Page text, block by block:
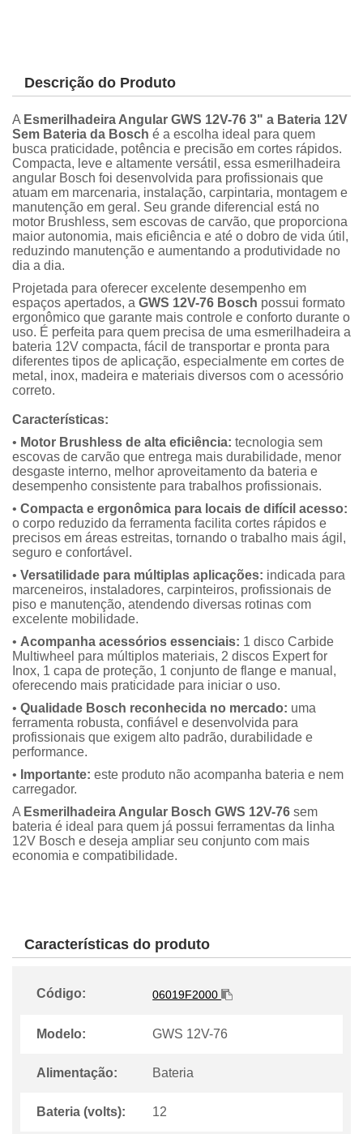
Descrição do Produto
A Esmerilhadeira Angular GWS 12V-76 3" a Bateria 12V
Sem Bateria da Bosch é a escolha ideal para quem
busca praticidade, potência e precisão em cortes rápidos.
Compacta, leve e altamente versátil, essa esmerilhadeira
angular Bosch foi desenvolvida para profissionais que
atuam em marcenaria, instalação, carpintaria, montagem e
manutenção em geral. Seu grande diferencial está no
motor Brushless, sem escovas de carvão, que proporciona
maior autonomia, mais eficiência e até o dobro de vida útil,
reduzindo manutenção e aumentando a produtividade no
dia a dia.
Projetada para oferecer excelente desempenho em
espaços apertados, a GWS 12V-76 Bosch possui formato
ergonômico que garante mais controle e conforto durante o
uso. É perfeita para quem precisa de uma esmerilhadeira a
bateria 12V compacta, fácil de transportar e pronta para
diferentes tipos de aplicação, especialmente em cortes de
metal, inox, madeira e materiais diversos com o acessório
correto.
Características:
• Motor Brushless de alta eficiência: tecnologia sem
escovas de carvão que entrega mais durabilidade, menor
desgaste interno, melhor aproveitamento da bateria e
desempenho consistente para trabalhos profissionais.
• Compacta e ergonômica para locais de difícil acesso:
o corpo reduzido da ferramenta facilita cortes rápidos e
precisos em áreas estreitas, tornando o trabalho mais ágil,
seguro e confortável.
• Versatilidade para múltiplas aplicações: indicada para
marceneiros, instaladores, carpinteiros, profissionais de
piso e manutenção, atendendo diversas rotinas com
excelente mobilidade.
• Acompanha acessórios essenciais: 1 disco Carbide
Multiwheel para múltiplos materiais, 2 discos Expert for
Inox, 1 capa de proteção, 1 conjunto de flange e manual,
oferecendo mais praticidade para iniciar o uso.
• Qualidade Bosch reconhecida no mercado: uma
ferramenta robusta, confiável e desenvolvida para
profissionais que exigem alto padrão, durabilidade e
performance.
• Importante: este produto não acompanha bateria e nem
carregador.
A Esmerilhadeira Angular Bosch GWS 12V-76 sem
bateria é ideal para quem já possui ferramentas da linha
12V Bosch e deseja ampliar seu conjunto com mais
economia e compatibilidade.
Características do produto
Código: 06019F2000
Modelo: GWS 12V-76
Alimentação: Bateria
Bateria (volts): 12